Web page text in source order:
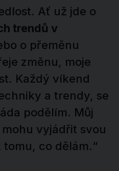
Ať už jde o
trendů v
o přeměnu
změnu, moje
Každý víkend
a trendy, se
podělím. Můj
vyjádřit svou
co dělám.“